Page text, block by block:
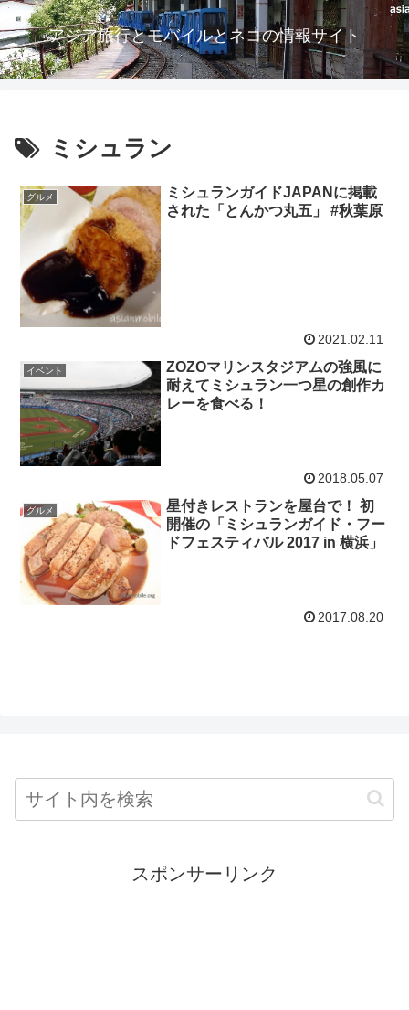
アジア旅行とモバイルとネコの情報サイト
ミシュラン
グルメ
ミシュランガイドJAPANに掲載
された「とんかつ丸五」 #秋葉原
2021.02.11
イベント
ZOZOマリンスタジアムの強風に
耐えてミシュラン一つ星の創作カ
レーを食べる！
2018.05.07
グルメ
星付きレストランを屋台で！ 初
開催の「ミシュランガイド・フー
ドフェスティバル 2017 in 横浜」
2017.08.20
スポンサーリンク